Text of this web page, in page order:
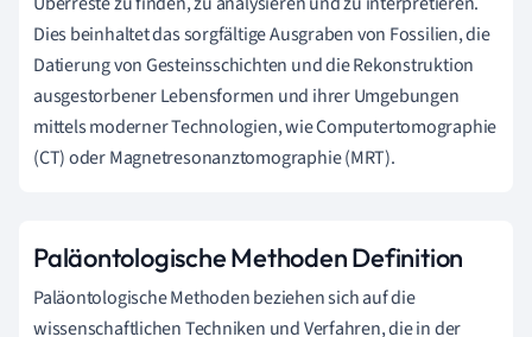
Dies beinhaltet das sorgfältige Ausgraben von Fossilien, die
Datierung von Gesteinsschichten und die Rekonstruktion
ausgestorbener Lebensformen und ihrer Umgebungen
mittels moderner Technologien, wie Computertomographie
(CT) oder Magnetresonanztomographie (MRT).
Paläontologische Methoden Definition
Paläontologische Methoden beziehen sich auf die
wissenschaftlichen Techniken und Verfahren, die in der